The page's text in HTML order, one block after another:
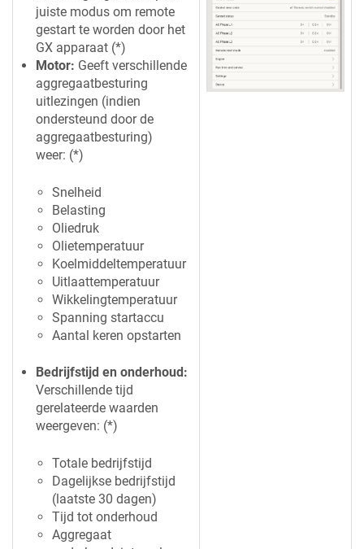
juiste modus om remote
gestart te worden door het
GX apparaat (*)
Motor: Geeft verschillende
aggregaatbesturing
uitlezingen (indien
ondersteund door de
aggregaatbesturing)
weer: (*)
Snelheid
Belasting
Oliedruk
Olietemperatuur
Koelmiddeltemperatuur
Uitlaattemperatuur
Wikkelingtemperatuur
Spanning startaccu
Aantal keren opstarten
Bedrijfstijd en onderhoud:
Verschillende tijd
gerelateerde waarden
weergeven: (*)
Totale bedrijfstijd
Dagelijkse bedrijfstijd
(laatste 30 dagen)
Tijd tot onderhoud
Aggregaat